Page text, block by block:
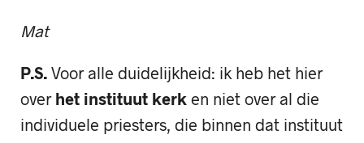
Mat
P.S. Voor alle duidelijkheid: ik heb het hier
over het instituut kerk en niet over al die
individuele priesters, die binnen dat instituut